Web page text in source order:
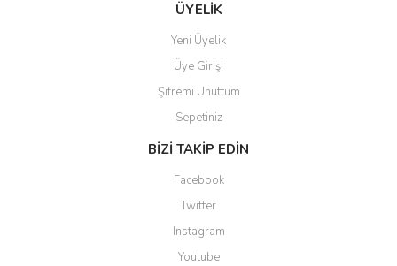
ÜYELİK
Yeni Üyelik
Üye Girişi
Şifremi Unuttum
Sepetiniz
BİZİ TAKİP EDİN
Facebook
Twitter
Instagram
Youtube